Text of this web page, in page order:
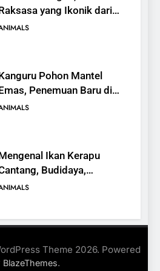
Raksasa yang Ikonik dari
Kanguru Pohon Mantel
Emas, Penemuan Baru di
Satwa
Mengenal Ikan Kerapu
Budidaya,
dan Potensi
Theme 2026. Powered
BlazeThemes.